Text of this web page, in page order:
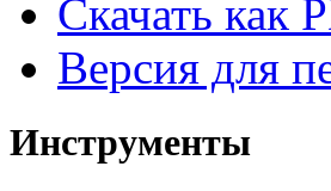
Скачать как
Версия для
Инструменты